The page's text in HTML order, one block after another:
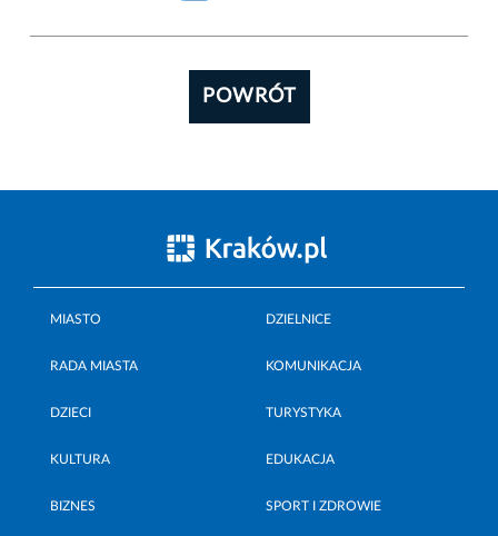
POWRÓT
MIASTO DZIELNICE
RADA MIASTA KOMUNIKACJA
DZIECI TURYSTYKA
KULTURA EDUKACJA
BIZNES SPORT I ZDROWIE